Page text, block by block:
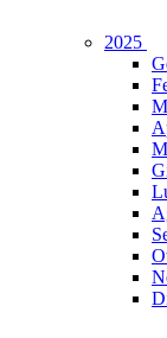
2025